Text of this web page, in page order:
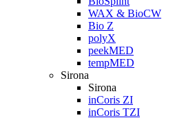
WAX & BioCW
Bio Z
polyX
peekMED
tempMED
Sirona
Sirona
inCoris ZI
inCoris TZI